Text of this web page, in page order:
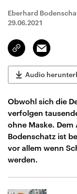
Eberhard
29.06.2021
Link
kopieren/teilen
Email
Audio
Obwohl sich die
verfolgen
ohne Maske.
Bodenschatz ist
vor allem wenn
werden.